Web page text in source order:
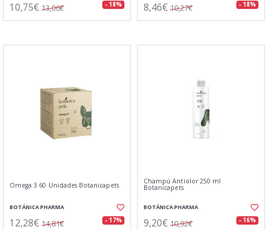
10,75€ 13,06€ - 18% 8,46€ 10,27€ - 18%
Omega 3 60 Unidades Botanicapets
BOTÁNICA PHARMA
12,28€ 14,81€ - 17%
Champú Antiolor 250 ml
Botanicapets
BOTÁNICA PHARMA
9,20€ 10,92€ - 16%